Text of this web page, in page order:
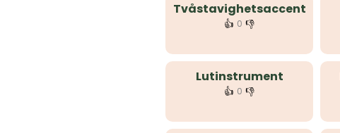
Tvåstavighetsaccent
👍 0 👎
Lutinstrument
👍 0 👎